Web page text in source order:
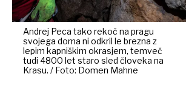
Andrej Peca tako rekoč na pragu
svojega doma ni odkril le brezna z
lepim kapniškim okrasjem, temveč
tudi 4800 let staro sled človeka na
Krasu. / Foto: Domen Mahne